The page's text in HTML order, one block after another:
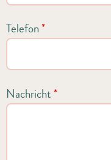
Telefon*
Nachricht*